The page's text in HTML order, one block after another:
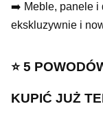
➡️ Meble, panele i
ekskluzywnie i
⭐️ 5
KUPIĆ JUŻ